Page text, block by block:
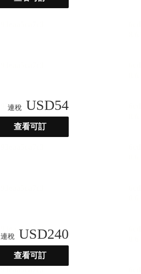
連稅 USD54
查看可訂
連稅 USD240
查看可訂